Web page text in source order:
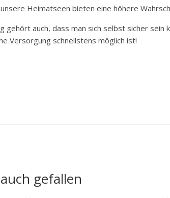
Heimatseen bieten eine höhere
gehört auch, dass man sich selbst sicher sein
Versorgung schnellstens möglich ist!
gefallen